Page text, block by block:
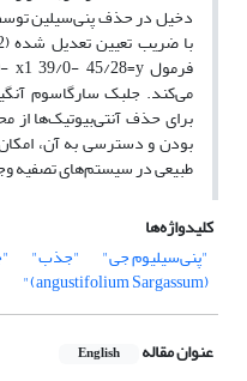
دخیل در حذف پنی‌سیلین
می‌کند. جلبک سارگاسوم
برای حذف آنتی‌بیوتیک‌ها از
بودن و دسترسی به آن،
طبیعی در سیستم‌های تصفیه
کلیدواژه‌ها
"پنی‌سیلیوم جی"
"جذب"
(angustifolium Sargassum)"
عنوان مقاله English